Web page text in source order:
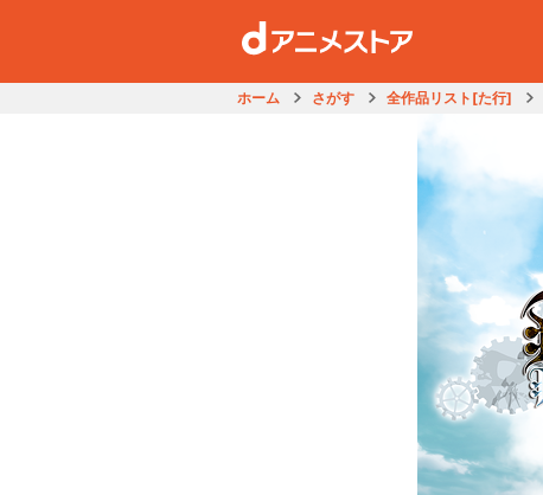
ホーム さがす 全作品リスト[た行]